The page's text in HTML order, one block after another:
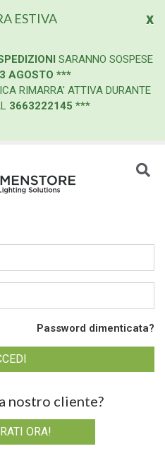
x
ESTIVA
SARANNO SOSPESE
AGOSTO ***
RIMARRA' ATTIVA DURANTE
3663222145 ***
Password dimenticata?
nostro cliente?
ORA!